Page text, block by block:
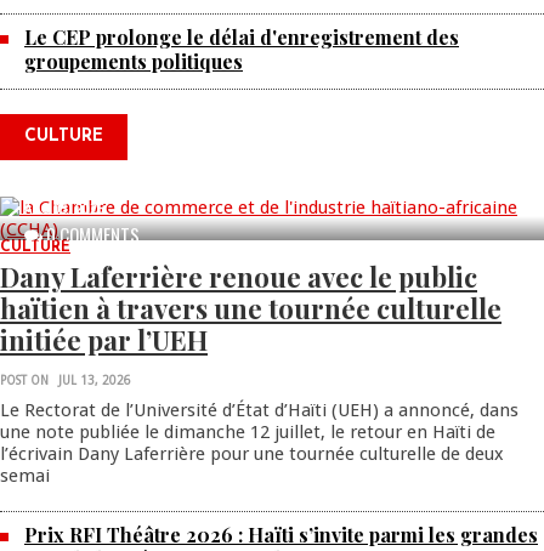
Le CEP prolonge le délai d'enregistrement des
groupements politiques
CULTURE
0 COMMENTS
La Chambre de commerce et de
l'industrie haïtiano-africaine annonce
des activités pour commémorer le 235e
anniversaire de la cérémonie du Bois
AUG 05, 2026
CULTURE
Dany Laferrière renoue avec le public
haïtien à travers une tournée culturelle
initiée par l’UEH
POST ON JUL 13, 2026
Le Rectorat de l’Université d’État d’Haïti (UEH) a annoncé, dans
une note publiée le dimanche 12 juillet, le retour en Haïti de
l’écrivain Dany Laferrière pour une tournée culturelle de deux
semai
Prix RFI Théâtre 2026 : Haïti s’invite parmi les grandes